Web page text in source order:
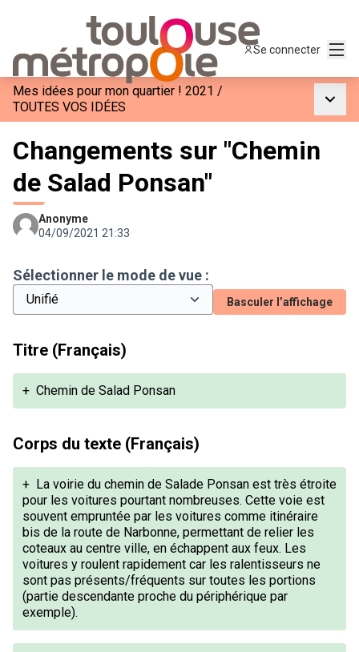
Se connecter
Mes idées pour mon quartier ! 2021 /
TOUTES VOS IDÉES
Changements sur "Chemin
de Salad Ponsan"
Anonyme
04/09/2021 21:33
Sélectionner le mode de vue :
Basculer l’affichage
Titre (Français)
+ Chemin de Salad Ponsan
Corps du texte (Français)
+ La voirie du chemin de Salade Ponsan est très étroite
pour les voitures pourtant nombreuses. Cette voie est
souvent empruntée par les voitures comme itinéraire
bis de la route de Narbonne, permettant de relier les
coteaux au centre ville, en échappent aux feux. Les
voitures y roulent rapidement car les ralentisseurs ne
sont pas présents/fréquents sur toutes les portions
(partie descendante proche du périphérique par
exemple).